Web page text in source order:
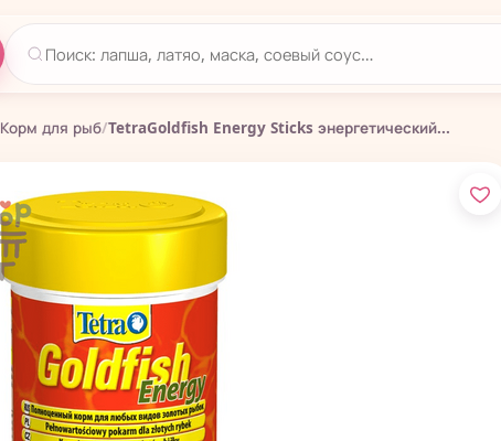
Корм для рыб/TetraGoldfish Energy Sticks энергетический...